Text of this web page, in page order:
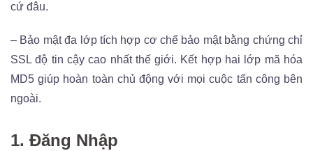
cứ đâu.
– Bảo mật đa lớp tích hợp cơ chế bảo mật bằng chứng chỉ
SSL độ tin cậy cao nhất thế giới. Kết hợp hai lớp mã hóa
MD5 giúp hoàn toàn chủ động với mọi cuộc tấn công bên
ngoài.
1. Đăng Nhập